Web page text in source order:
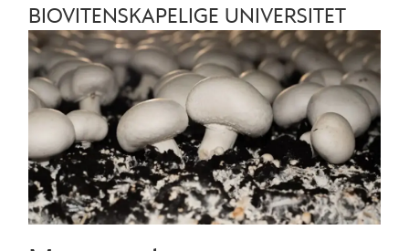
BIOVITENSKAPELIGE UNIVERSITET